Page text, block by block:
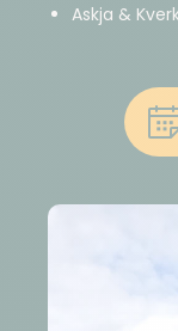
Askja &